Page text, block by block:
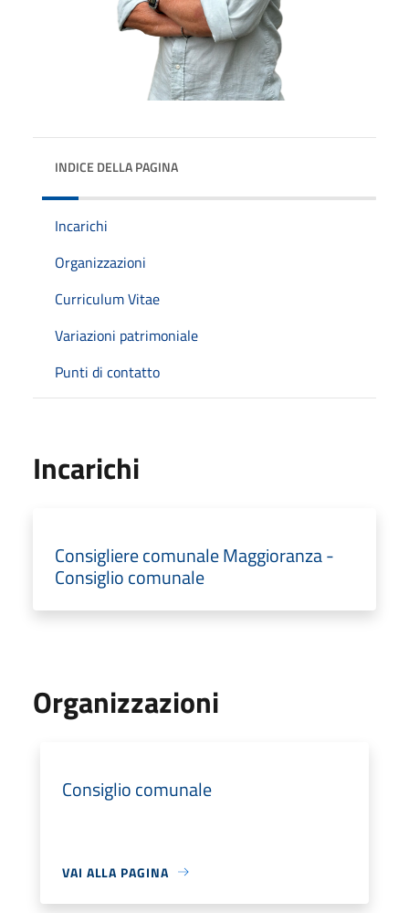
INDICE DELLA PAGINA
Incarichi
Organizzazioni
Curriculum Vitae
Variazioni patrimoniale
Punti di contatto
Incarichi
Consigliere comunale Maggioranza -
Consiglio comunale
Organizzazioni
Consiglio comunale
VAI ALLA PAGINA